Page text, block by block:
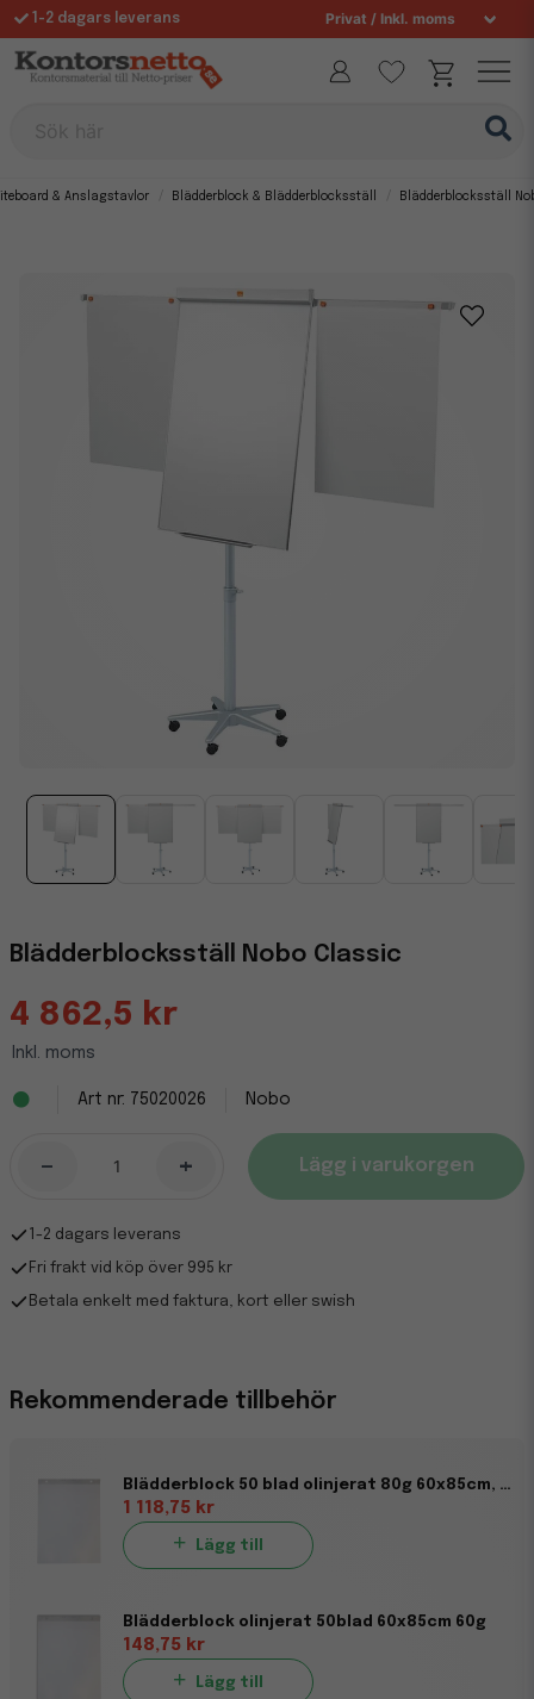
1-2 dagars leverans
Fri frakt över 995 kr
& Anslagstavlor Blädderblock & Blädderblocksställ Blädderblocksställ
Blädderblocksställ Nobo Classic
4 862,5 kr
Inkl. moms
75020026 Nobo
- + Lägg i varukorgen
1-2 dagars leverans
Fri frakt vid köp över 995 kr
Betala enkelt med faktura, kort eller swish
Rekommenderade tillbehör
Blädderblock 50 blad olinjerat 80g 60x85cm, 5/fp
1 118,75 kr
Lägg till
Blädderblock olinjerat 50blad 60x85cm 60g
148,75 kr
Lägg till